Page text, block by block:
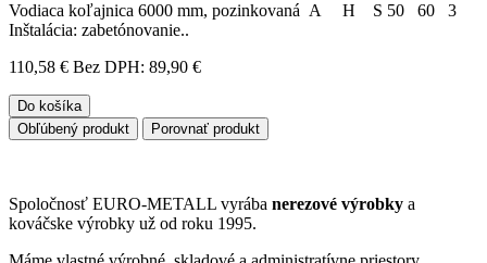
Vodiaca koľajnica 6000 mm, pozinkovaná A H S 50 60 3
Inštalácia: zabetónovanie..
110,58 € Bez DPH: 89,90 €
Do košíka
Obľúbený produkt
Porovnať produkt
Spoločnosť EURO-METALL vyrába nerezové výrobky a
kováčske výrobky už od roku 1995.